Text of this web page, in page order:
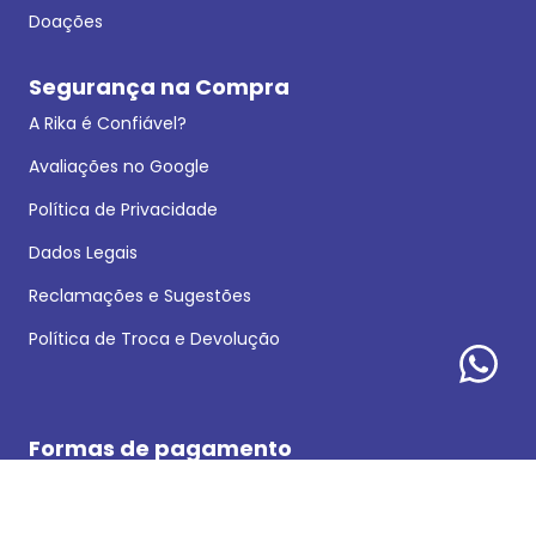
Doações
Segurança na Compra
A Rika é Confiável?
Avaliações no Google
Política de Privacidade
Dados Legais
Reclamações e Sugestões
Política de Troca e Devolução
Formas de pagamento